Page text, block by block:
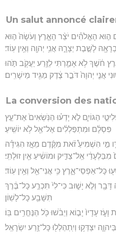
Un salut annoncé
ה֣וּא הָאֱלֹהִ֗ים יֹצֵ֨ר הָאָ֤רֶץ וְעֹשָׂהּ֙ ה֣וּא
לָשֶׁ֣בֶת יְצָרָ֑הּ אֲנִ֥י יְהוָ֖ה וְאֵ֥ין עֽוֹד׃
חֹ֔שֶׁךְ לֹ֥א אָמַ֛רְתִּי לְזֶ֥רַע יַעֲקֹ֖ב תֹּ֣הוּ
אֲנִ֤י יְהוָה֙ דֹּבֵ֣ר צֶ֔דֶק מַגִּ֖יד מֵישָׁרִֽים׃
La conversion des
הַגּוֹיִ֑ם לֹ֣א יָדְע֗וּ הַנֹּֽשְׂאִים֙ אֶת־עֵ֣ץ
פִּסְלָ֔ם וּמִתְפַּלְלִ֔ים אֶל־אֵ֖ל לֹ֥א יוֹשִֽׁיעַ׃
מִ֣י הִשְׁמִיעַ֩ זֹ֨את מִקֶּ֜דֶם מֵאָ֣ז הִגִּידָ֗הּ
מִבַּלְעָדַ֔י אֵֽל־צַדִּ֣יק וּמוֹשִׁ֔יעַ אַ֖יִן זוּלָתִֽי׃
כָּל־אַפְסֵי־אָ֑רֶץ כִּ֥י אֲנִי־אֵ֖ל וְאֵ֥ין עֽוֹד׃
וְלֹ֣א יָשׁ֑וּב כִּי־לִי֙ תִּכְרַ֣ע כָּל־בֶּ֔רֶךְ
תִּשָּׁבַ֖ע כָּל־לָשֽׁוֹן׃
עָדָיו֙ יָב֣וֹא וְיֵבֹ֔שׁוּ כֹּ֖ל הַנֶּחֱרִ֥ים בּֽוֹ׃
בַּיהוָ֛ה יִצְדְּק֥וּ וְיִֽתְהַלְל֖וּ כָּל־זֶ֥רַע יִשְׂרָאֵֽל׃